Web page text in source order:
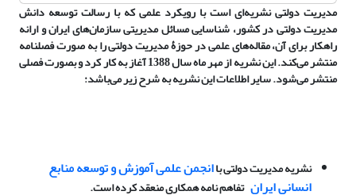
مدیریت دولتی نشریه‌ای است با رویکرد علمی که با رسالت توسعه دانش
مدیریت دولتی در کشور، شناسایی مسائل مدیریتی سازمان‌های ایران و ارانه
راهکار برای آن، مقاله‌های علمی در حوزۀ مدیریت دولتی را به صورت فصلنامه
منتشر می‌کند. این نشریه از مهر ماه سال 1388 آغاز به کار کرد و بصورت فصلی
منتشر می‌شود. سایر اطلاعات این نشریه به شرح زیر می‌باشد:
نشریه مدیریت دولتی باانجمن علمی آموزش و توسعه منابع
انسانی ایران تفاهم نامه همکاری منعقد کرده است.